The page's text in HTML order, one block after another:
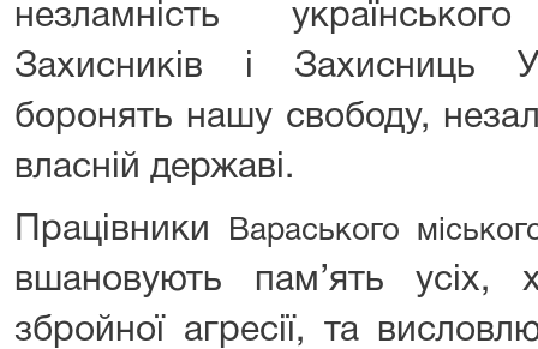
незламність
Захисників і Захисниць
боронять нашу свободу,
власній державі.
Працівники
Вараського
вшановують пам’ять усіх,
збройної агресії, та